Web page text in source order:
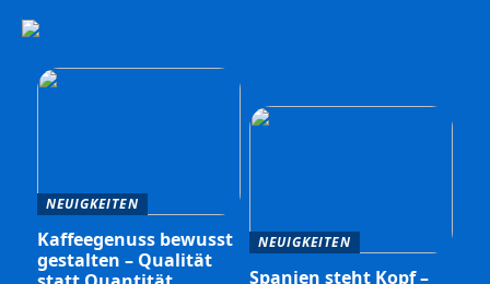
NEUIGKEITEN
Kaffeegenuss bewusst
gestalten – Qualität
NEUIGKEITEN
Spanien steht Kopf –